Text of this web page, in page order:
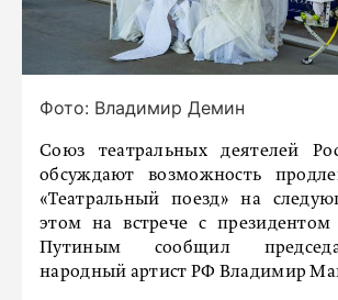
Фото: Владимир Демин
Союз театральных деятелей
обсуждают возможность
«Театральный поезд» на
этом на встрече с
Путиным сообщил
народный артист РФ Владимир